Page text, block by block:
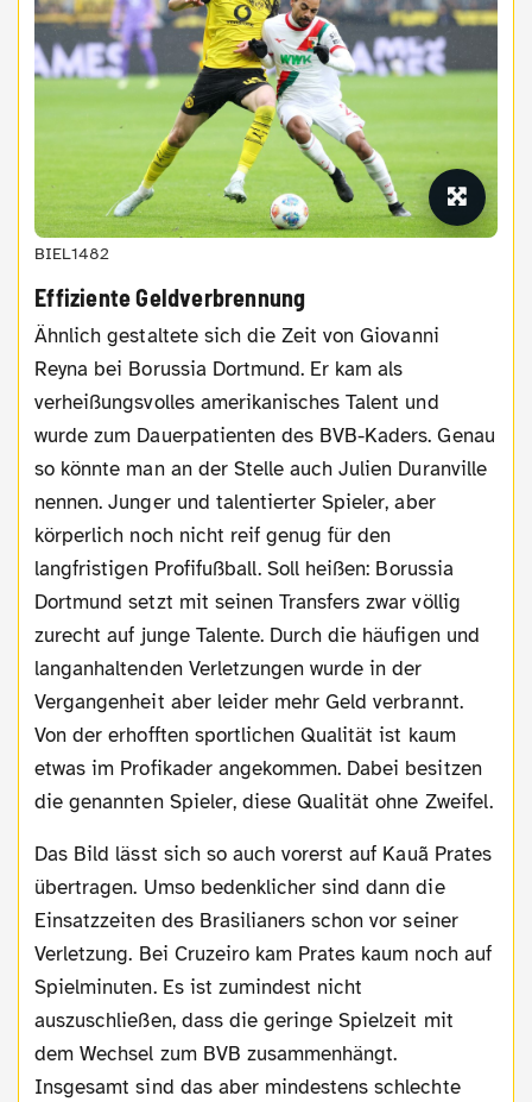
BIEL1482
Effiziente Geldverbrennung
Ähnlich gestaltete sich die Zeit von Giovanni
Reyna bei Borussia Dortmund. Er kam als
verheißungsvolles amerikanisches Talent und
wurde zum Dauerpatienten des BVB-Kaders. Genau
so könnte man an der Stelle auch Julien Duranville
nennen. Junger und talentierter Spieler, aber
körperlich noch nicht reif genug für den
langfristigen Profifußball. Soll heißen: Borussia
Dortmund setzt mit seinen Transfers zwar völlig
zurecht auf junge Talente. Durch die häufigen und
langanhaltenden Verletzungen wurde in der
Vergangenheit aber leider mehr Geld verbrannt.
Von der erhofften sportlichen Qualität ist kaum
etwas im Profikader angekommen. Dabei besitzen
die genannten Spieler, diese Qualität ohne Zweifel.
Das Bild lässt sich so auch vorerst auf Kauã Prates
übertragen. Umso bedenklicher sind dann die
Einsatzzeiten des Brasilianers schon vor seiner
Verletzung. Bei Cruzeiro kam Prates kaum noch auf
Spielminuten. Es ist zumindest nicht
auszuschließen, dass die geringe Spielzeit mit
dem Wechsel zum BVB zusammenhängt.
Insgesamt sind das aber mindestens schlechte